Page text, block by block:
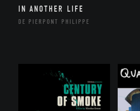
IN ANOTHER LIFE
DE PIERPONT PHILIPPE